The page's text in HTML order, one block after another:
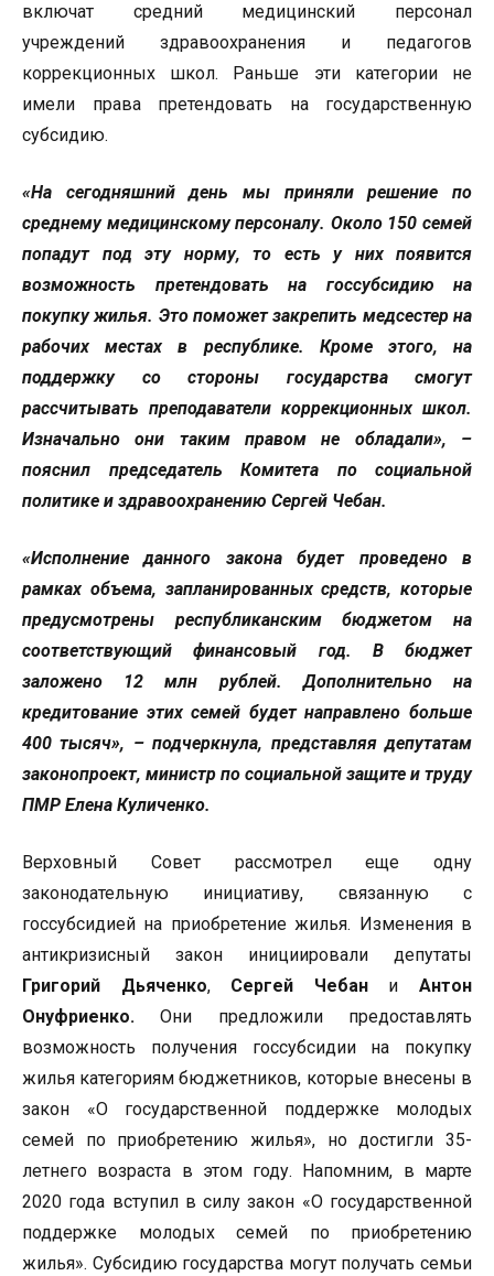
включат средний медицинский персонал
учреждений здравоохранения и педагогов
коррекционных школ. Раньше эти категории не
имели права претендовать на государственную
субсидию.
«На сегодняшний день мы приняли решение по
среднему медицинскому персоналу. Около 150 семей
попадут под эту норму, то есть у них появится
возможность претендовать на госсубсидию на
покупку жилья. Это поможет закрепить медсестер на
рабочих местах в республике. Кроме этого, на
поддержку со стороны государства смогут
рассчитывать преподаватели коррекционных школ.
Изначально они таким правом не обладали», –
пояснил председатель Комитета по социальной
политике и здравоохранению Сергей Чебан.
«Исполнение данного закона будет проведено в
рамках объема, запланированных средств, которые
предусмотрены республиканским бюджетом на
соответствующий финансовый год. В бюджет
заложено 12 млн рублей. Дополнительно на
кредитование этих семей будет направлено больше
400 тысяч», – подчеркнула, представляя депутатам
законопроект, министр по социальной защите и труду
ПМР Елена Куличенко.
Верховный Совет рассмотрел еще одну
законодательную инициативу, связанную с
госсубсидией на приобретение жилья. Изменения в
антикризисный закон инициировали депутаты
Григорий Дьяченко, Сергей ЧебаниАнтон
Онуфриенко.Они предложили предоставлять
возможность получения госсубсидии на покупку
жилья категориям бюджетников, которые внесены в
закон «О государственной поддержке молодых
семей по приобретению жилья», но достигли 35-
летнего возраста в этом году. Напомним, в марте
2020 года вступил в силу закон «О государственной
поддержке молодых семей по приобретению
жилья». Субсидию государства могут получать семьи